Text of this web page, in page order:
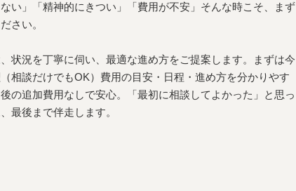
い」「精神的にきつい」「費用が不安」そんな時こそ、まず
さい。
状況を丁寧に伺い、最適な進め方をご提案します。まずは今
相談だけでもOK）費用の目安・日程・進め方を分かりやす
の追加費用なしで安心。「最初に相談してよかった」と思っ
最後まで伴走します。